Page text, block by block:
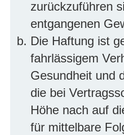
zurückzuführen
entgangenen
Die Haftung ist
fahrlässigem
Gesundheit und
die bei
Höhe nach auf
für mittelbare